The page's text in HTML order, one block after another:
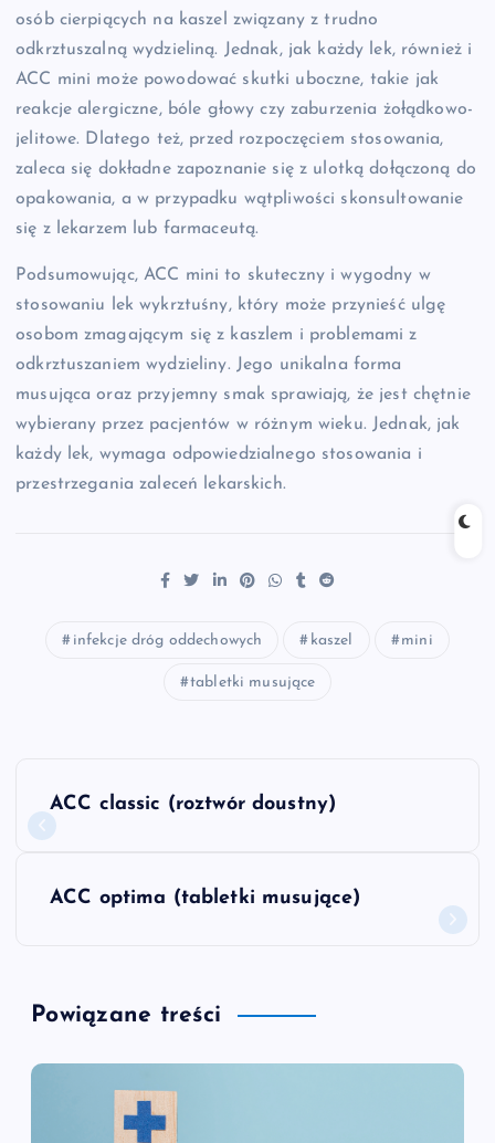
osób cierpiących na kaszel związany z trudno
odkrztuszalną wydzieliną. Jednak, jak każdy lek, również i
ACC mini może powodować skutki uboczne, takie jak
reakcje alergiczne, bóle głowy czy zaburzenia żołądkowo-
jelitowe. Dlatego też, przed rozpoczęciem stosowania,
zaleca się dokładne zapoznanie się z ulotką dołączoną do
opakowania, a w przypadku wątpliwości skonsultowanie
się z lekarzem lub farmaceutą.
Podsumowując, ACC mini to skuteczny i wygodny w
stosowaniu lek wykrztuśny, który może przynieść ulgę
osobom zmagającym się z kaszlem i problemami z
odkrztuszaniem wydzieliny. Jego unikalna forma
musująca oraz przyjemny smak sprawiają, że jest chętnie
wybierany przez pacjentów w różnym wieku. Jednak, jak
każdy lek, wymaga odpowiedzialnego stosowania i
przestrzegania zaleceń lekarskich.
infekcje dróg oddechowych kaszel mini
tabletki musujące
a
g
a
ACC classic (roztwór doustny)
ACC optima (tabletki musujące)
Powiązane treści